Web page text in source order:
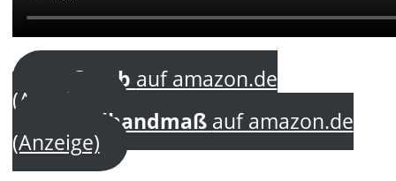
Maßstab auf amazon.de
(Anzeige)
Kapselbandmaß auf amazon.de
(Anzeige)